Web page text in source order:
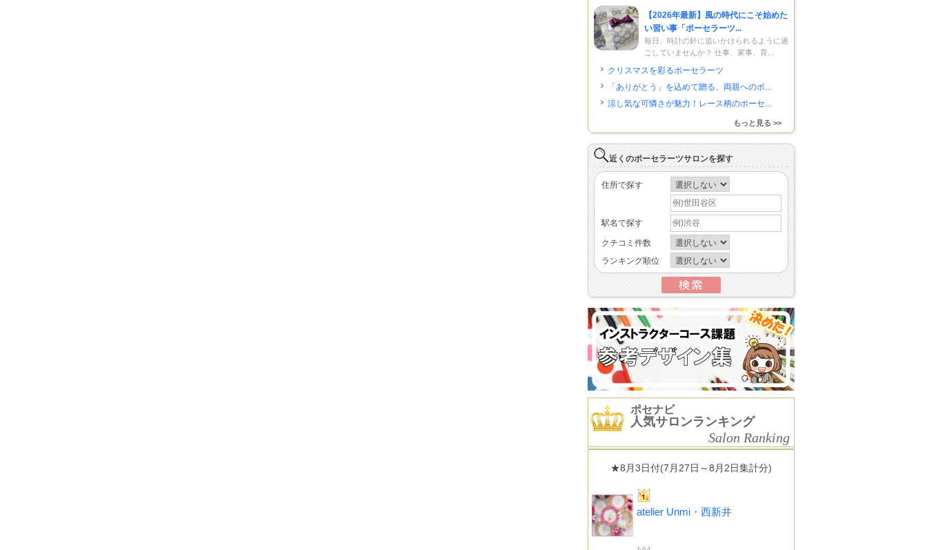
【2026年最新】風の時代にこそ始めた
い習い事「ポーセラーツ...
毎日、時計の針に追いかけられるように過
ごしていませんか？ 仕事、家事、育...
クリスマスを彩るポーセラーツ
「ありがとう」を込めて贈る、両親へのポ...
涼し気な可憐さが魅力！レース柄のポーセ...
もっと見る >>
近くのポーセラーツサロンを探す
住所で探す
駅名で探す
クチコミ件数
ランキング順位
ポセナビ
人気サロンランキング
Salon Ranking
★8月3日付(7月27日～8月2日集計分)
atelier Unmi・西新井